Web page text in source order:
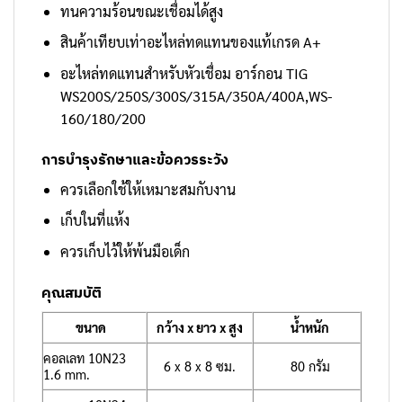
ทนความร้อนขณะเชื่อมได้สูง
สินค้าเทียบเท่าอะไหล่ทดแทนของแท้เกรด A+
อะไหล่ทดแทนสำหรับหัวเชื่อม อาร์กอน TIG
WS200S/250S/300S/315A/350A/400A,WS-
160/180/200
การบำรุงรักษาและข้อควรระวัง
ควรเลือกใช้ให้เหมาะสมกับงาน
เก็บในที่แห้ง
ควรเก็บไว้ให้พ้นมือเด็ก
คุณสมบัติ
ขนาด กว้าง x ยาว x สูง
น้ำหนัก
คอลเลท 10N23
1.6 mm.
6 x 8 x 8 ซม. 80 กรัม